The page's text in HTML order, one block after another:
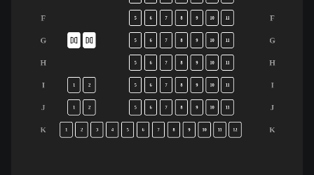
F
G
H
I
J
K
F
G
H
I
J
K
5 6 7 8 9 10 11
5 6 7 9 10 11
5 6 7 9 10 11
1 2 5 6 7 8 9 10 11
1 2 5 6 7 8 9 10 11
1 2 3 4 5 6 7 8 9 10 11 12